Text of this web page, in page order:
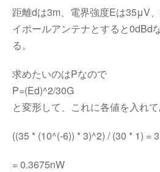
距離dは3m、電界強度Eは35μV
イポールアンテナとすると0dBd
る。
求めたいのはPなので
P=(Ed)^2/30G
と変形して、これに各値を入れ
((35 * (10^(-6)) * 3)^2) / (30 * 1) =
= 0.3675nW